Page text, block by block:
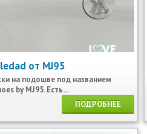
от MJ95
на подошве под названием
by MJ95. Есть...
ПОДРОБНЕЕ